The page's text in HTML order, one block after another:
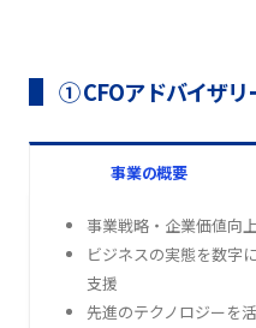
① CFOアドバイザリ
事業の概要
事業戦略・企業価値向
ビジネスの実態を数字
支援
先進のテクノロジーを